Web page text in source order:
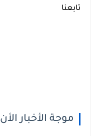
تابعنا
موجة الأخبار الأن